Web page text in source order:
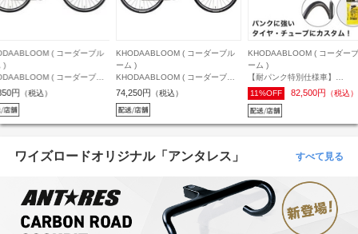
( コーダーブル
)
( コーダーブル
) クロスバイク RAIL ACTIVE
400mm ( 身長目安165cm前
円 （税込）
KHODAABLOOM ( コーダーブル
ーム )
【耐パンク特別仕様車】
KHODAABLOOM ( コーダーブル
ットブラック 440 ( 身長目安
175cm前後 )
11%OFF 82,500円
KHODAABLOOM ( コーダー
ーム )
KHODAABLOOM ( コーダー
ーム ) クロスバイク RAIL
レイル ライト ) ソリッドホワ
400mm ( 身長目安165cm前後
10%OFF 80,982円 （税込
ワイズロードオリジナル「アンタレス」 すべて見る